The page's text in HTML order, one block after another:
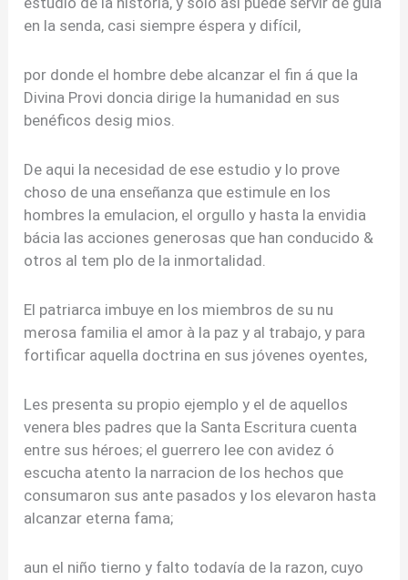
en la senda, casi siempre éspera y difícil,
por donde el hombre debe alcanzar el fin á que la
Divina Provi doncia dirige la humanidad en sus
benéficos desig mios.
De aqui la necesidad de ese estudio y lo prove
choso de una enseñanza que estimule en los
hombres la emulacion, el orgullo y hasta la envidia
bácia las acciones generosas que han conducido &
otros al tem plo de la inmortalidad.
El patriarca imbuye en los miembros de su nu
merosa familia el amor à la paz y al trabajo, y para
fortificar aquella doctrina en sus jóvenes oyentes,
Les presenta su propio ejemplo y el de aquellos
venera bles padres que la Santa Escritura cuenta
entre sus héroes; el guerrero lee con avidez ó
escucha atento la narracion de los hechos que
consumaron sus ante pasados y los elevaron hasta
alcanzar eterna fama;
aun el niño tierno y falto todavía de la razon, cuyo